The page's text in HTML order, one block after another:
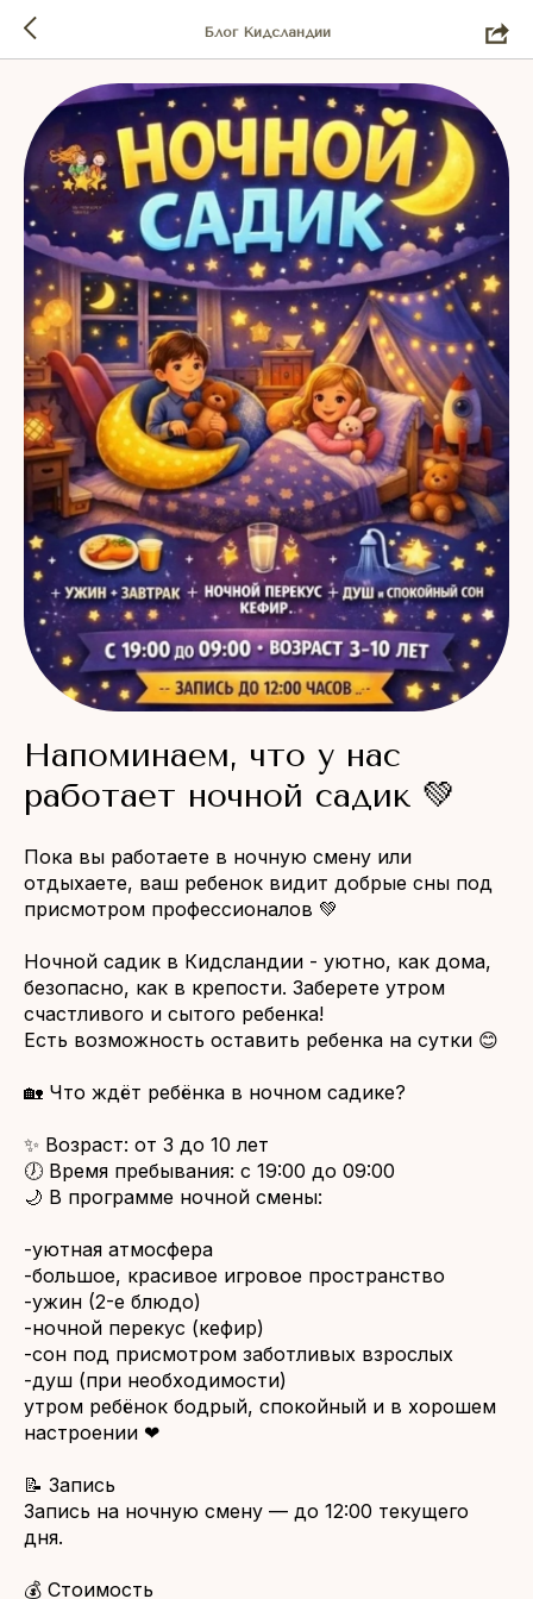
Блог Кидсландии
Напоминаем, что у нас
работает ночной садик 💚
Пока вы работаете в ночную смену или
отдыхаете, ваш ребенок видит добрые сны под
присмотром профессионалов 💚
Ночной садик в Кидсландии - уютно, как дома,
безопасно, как в крепости. Заберете утром
счастливого и сытого ребенка!
Есть возможность оставить ребенка на сутки 😊
🏡 Что ждёт ребёнка в ночном садике?
✨ Возраст: от 3 до 10 лет
🕖 Время пребывания: с 19:00 до 09:00
🌙 В программе ночной смены:
-уютная атмосфера
-большое, красивое игровое пространство
-ужин (2-е блюдо)
-ночной перекус (кефир)
-сон под присмотром заботливых взрослых
-душ (при необходимости)
утром ребёнок бодрый, спокойный и в хорошем
настроении ❤
📝 Запись
Запись на ночную смену — до 12:00 текущего
дня.
💰 Стоимость